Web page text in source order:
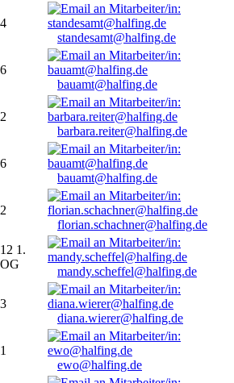
4
standesamt@halfing.de
6
bauamt@halfing.de
2
barbara.reiter@halfing.de
6
bauamt@halfing.de
2
florian.schachner@halfing.de
12 1.
OG
mandy.scheffel@halfing.de
3
diana.wierer@halfing.de
1
ewo@halfing.de